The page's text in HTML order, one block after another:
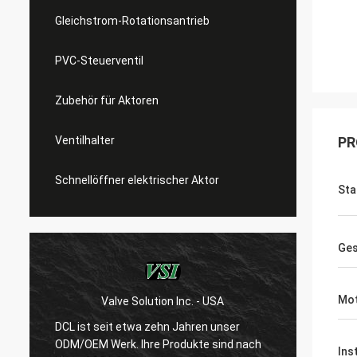
Gleichstrom-Rotationsantrieb
PVC-Steuerventil
Zubehör für Aktoren
Ventilhalter
Schnellöffner elektrischer Aktor
Valve Solution Inc. - USA
DCL ist seit etwa zehn Jahren unser
ODM/OEM Werk. Ihre Produkte sind nach
sind